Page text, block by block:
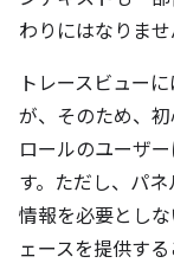
わりにはなりませ
トレースビュー
が、そのため、
ロールのユーザ
す。ただし、パ
情報を必要とし
ェースを提供する